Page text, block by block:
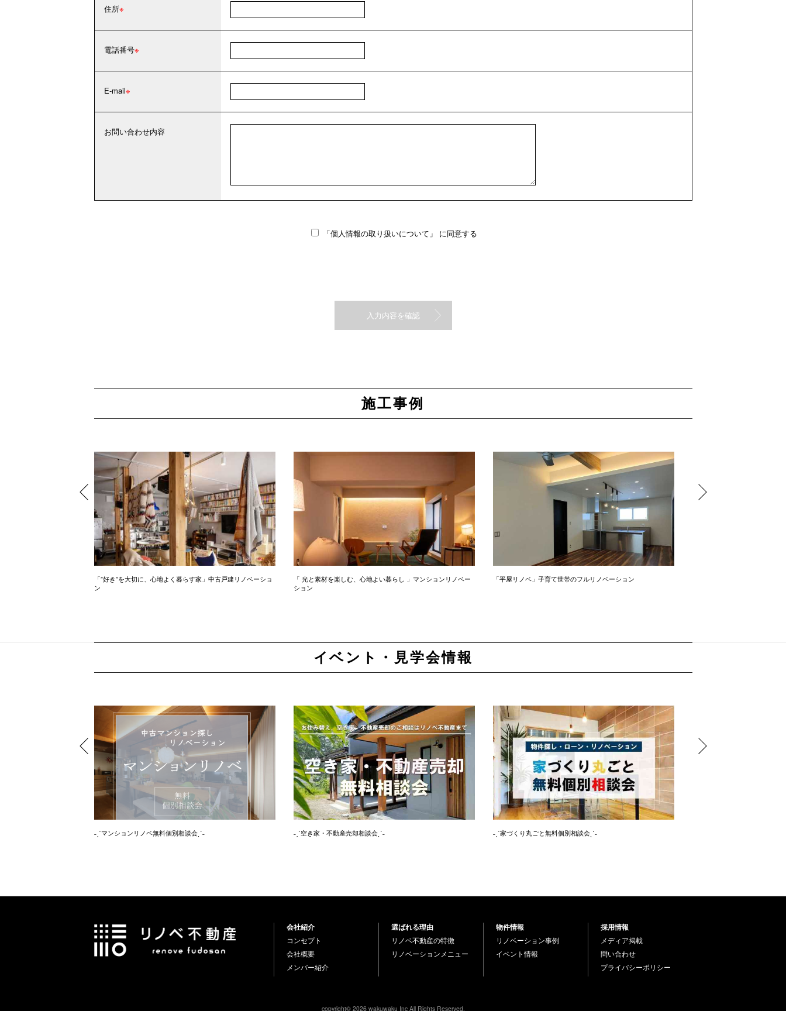
住所
電話番号
E-mail
お問い合わせ内容
「個人情報の取り扱いについて」 に同意する
施工事例
「”好き”を大切に、心地よく暮らす家」中古戸建リノベーショ
ン
「 光と素材を楽しむ、心地よい暮らし 」マンションリノベー
ション
「平屋リノベ」子育て世帯のフルリノベーション
イベント・見学会情報
˗ˏˋマンションリノベ無料個別相談会ˎˊ˗ ˗ˏˋ空き家・不動産売却相談会ˎˊ˗ ˗ˏˋ家づくり丸ごと無料個別相談会ˎˊ˗
会社紹介
コンセプト
会社概要
メンバー紹介
選ばれる理由
リノベ不動産の特徴
リノベーションメニュー
物件情報
リノベーション事例
イベント情報
採用情報
メディア掲載
問い合わせ
プライバシーポリシー
copyright© 2026 wakuwaku Inc All Rights Reserved.